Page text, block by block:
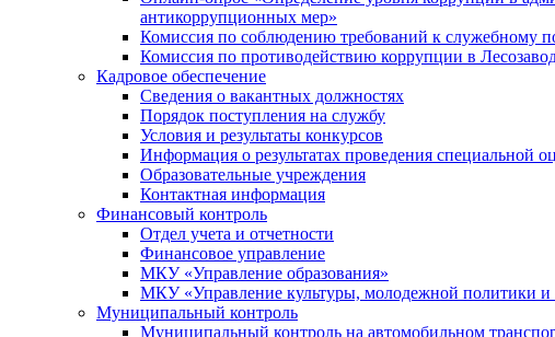
антикоррупционных мер»
Комиссия по соблюдению требований к служебному
Комиссия по противодействию коррупции в
Кадровое обеспечение
Сведения о вакантных должностях
Порядок поступления на службу
Условия и результаты конкурсов
Информация о результатах проведения специальной
Образовательные учреждения
Контактная информация
Финансовый контроль
Отдел учета и отчетности
Финансовое управление
МКУ «Управление образования»
МКУ «Управление культуры, молодежной политики и
Муниципальный контроль
Муниципальный контроль на автомобильном